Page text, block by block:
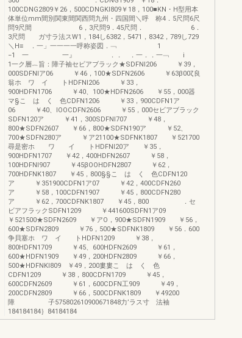
100CDNG2809￥26，500CDNGKI809￥18，100■KN・H型用本
体単位mm間別関東間関西問九州・四国間＼呼 称4．5尺問6尺
問9尺間 6，3尺問9．45尺問． 6．
3尺問 ガ寸ラ法スW1，184し6382，5471，8342，789し729
＼H≡ ．一」一一一一呼称姿図．﹁ 1
−1 一 一』 ．． ．一．．一﹁ i
1一ク層︷旨：障子袖セビアブラック★SDFNI206 ￥39，
000SDFNIア06 ￥46，100★SDFN2606 ￥63β00ζ良
翁ホ ワ イ トHDFNI206 ￥33，
900HDFN1706 ￥40、100★HDFN2606 ￥55，000器
マ§こ は く 色CDFN1206 ￥33，900CDFN1ア
06 ￥40、IOOCDFN2606 ￥55，000セビアブラック
SDFN120ア ￥41，300SDFNI707 ￥48，
800★SDFN2607 ￥66，800★SDFN190ア ￥52、
700★SDFN280ア ￥ア21100★SDFNK1807 ￥521700
尋是密ホ ワ イ トHDFNI20ア ￥35，
900HDFN1707 ￥42，400HDFN2607 ￥58，
100HDFNI907 ￥45βOOHDFN2807 ￥62，
700HDFNK1807 ￥45，800§§こ は く 色CDFN120
ア ￥351900CDFN1ア07 ￥42，400CDFN260
ア ￥58，100CDFN1907 ￥45，800CDFN280
ア ￥62，700CDFNK1807 ￥45，800 ．セ
ビアフラックSDFN1209 ￥441600SDFN1ア09
￥521500★SDFN2609 ￥アO，900★SDFN1909 ￥56，
600★SDFN2809 ￥76，500★SDFNK1809 ￥56．600
争貝塞ホ ワ イ トHDFN1209 ￥38，
800HDFN1709 ￥45、600HDFN2609 ￥61，
600★HDFN1909 ￥49，200HDFN2809 ￥66，
500★HDFNKI809 ￥49，200婁婁こ は く 色
CDFN1209 ￥38，800CDFN1709 ￥45，
600CDFN2609 ￥61，600CDFN工909 ￥49，
200CDFN2809 ￥66，500CDFNK1809 ￥49200
障 子575802610900671848力’ラス寸 法袖
184184184｝84184184